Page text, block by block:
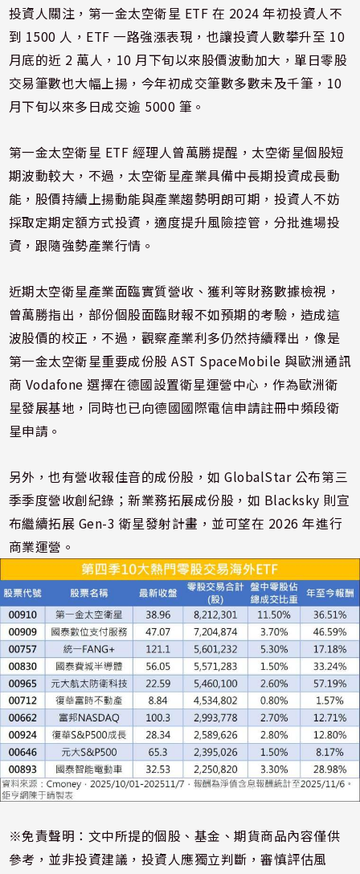
投資人關注，第一金太空衛星 ETF 在 2024 年初投資人不
到 1500 人，ETF 一路強漲表現，也讓投資人數攀升至 10
月底的近 2 萬人，10 月下旬以來股價波動加大，單日零股
交易筆數也大幅上揚，今年初成交筆數多數未及千筆，10
月下旬以來多日成交逾 5000 筆。
第一金太空衛星 ETF 經理人曾萬勝提醒，太空衛星個股短
期波動較大，不過，太空衛星產業具備中長期投資成長動
能，股價持續上揚動能與產業趨勢明朗可期，投資人不妨
採取定期定額方式投資，適度提升風險控管，分批進場投
資，跟隨強勢產業行情。
近期太空衛星產業面臨實質營收、獲利等財務數據檢視，
曾萬勝指出，部份個股面臨財報不如預期的考驗，造成這
波股價的校正，不過，觀察產業利多仍然持續釋出，像是
第一金太空衛星重要成份股 AST SpaceMobile 與歐洲通訊
商 Vodafone 選擇在德國設置衛星運營中心，作為歐洲衛
星發展基地，同時也已向德國國際電信申請註冊中頻段衛
星申請。
另外，也有營收報佳音的成份股，如 GlobalStar 公布第三
季季度營收創紀錄；新業務拓展成份股，如 Blacksky 則宣
布繼續拓展 Gen-3 衛星發射計畫，並可望在 2026 年進行
商業運營。
※免責聲明：文中所提的個股、基金、期貨商品內容僅供
參考，並非投資建議，投資人應獨立判斷，審慎評估風